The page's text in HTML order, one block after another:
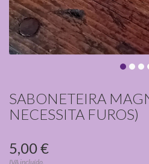
SABONETEIRA
NECESSITA FUROS)
5,00 €
IVA incluído.